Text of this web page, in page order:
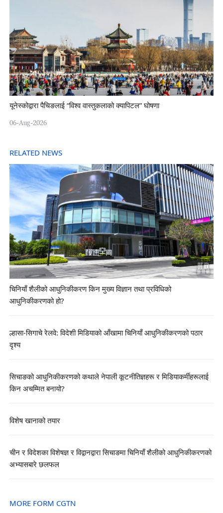
यूनेस्कोद्वारा पैचिङलाई “विश्व वास्तुकलाको क्यापिटल” घोषणा
06-Aug-2026
RELATED NEWS
चिनियाँ शैलीको आधुनिकीकरण किन मुख्य विज्ञान तथा प्रविधिको
आधुनिकीकरणको हो?
ल्हासा-सिगाचे रेलवे: विदेशी मिडियाको आँखामा चिनियाँ आधुनिकीकरणको पठार
दृश्य
सिचाङको आधुनिकीकरणको कथाले नेपाली कूटनीतिज्ञहरू र मिडियाकर्मीहरूलाई
किन अचम्मित बनायो?
विशेष खानाको तयार
चीन र विदेशका विशेषज्ञ र विद्वानद्वारा सिचाङमा चिनियाँ शैलीको आधुनिकीकरणको
अभ्यासबारे छलफल
MORE FORM CGTN